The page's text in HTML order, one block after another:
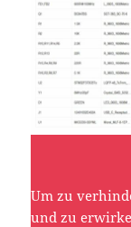
Um zu
und zu